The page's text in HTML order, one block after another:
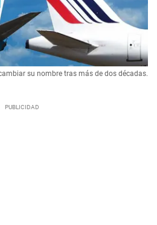
su nombre tras más de dos décadas.